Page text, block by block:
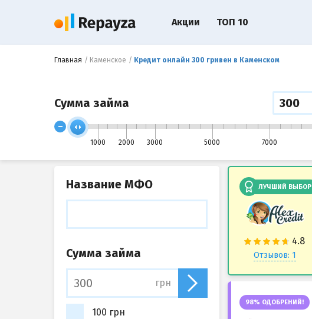
Главная Каменское Кредит онлайн 300 гривен в Каменском
Сумма займа
-
1000 2000 3000 5000 7000
ЛУЧШИЙ ВЫБОР
Отзывов: 1
98% ОДОБРЕНИЙ!
Название МФО
Сумма займа
грн
100 грн
Акции ТОП 10